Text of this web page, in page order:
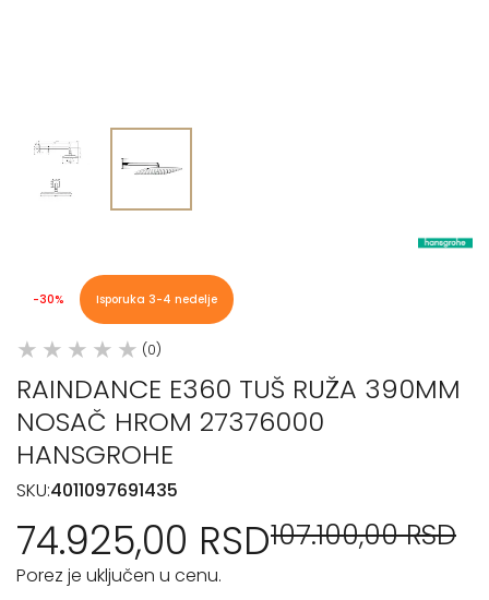
-30% Isporuka 3-4 nedelje
(0)
RAINDANCE E360 TUŠ RUŽA 390MM
NOSAČ HROM 27376000
HANSGROHE
SKU:4011097691435
74.925,00 RSD107.100,00 RSD
Porez je uključen u cenu.